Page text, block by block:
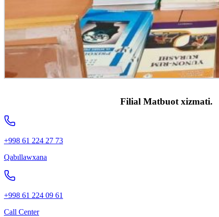
Filial Matbuot xizmati.
+998 61 224 27 73
Qabıllawxana
+998 61 224 09 61
Call Center